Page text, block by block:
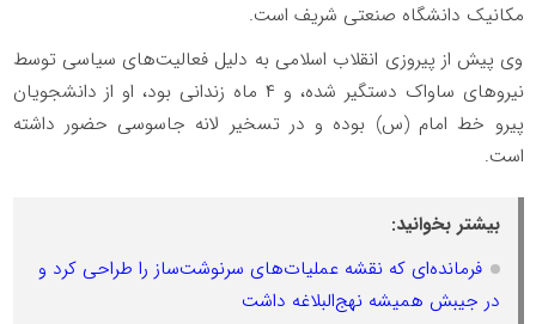
مکانیک دانشگاه صنعتی شریف است.
وی پیش از پیروزی انقلاب اسلامی به دلیل فعالیت‌های سیاسی توسط
نیرو‌های ساواک دستگیر شده، و ۴ ماه زندانی بود، او از دانشجویان
پیرو خط امام (س) بوده و در تسخیر لانه جاسوسی حضور داشته
است.
بیشتر بخوانید:
فرمانده‌ای که نقشه عملیات‌های سرنوشت‌ساز را طراحی کرد و
در جیبش همیشه نهج‌البلاغه داشت